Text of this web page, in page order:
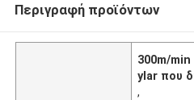
Περιγραφή προϊόντων
300m/
ylar που
,